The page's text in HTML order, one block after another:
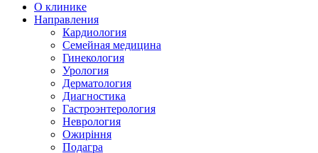
О клинике
Направления
Кардиология
Семейная медицина
Гинекология
Урология
Дерматология
Диагностика
Гастроэнтерология
Неврология
Ожиріння
Подагра